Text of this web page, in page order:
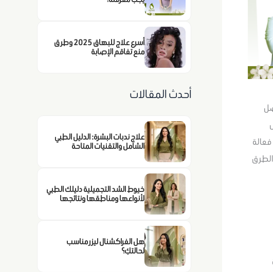
أسرع علاج للبهاق 2025 وطرق
منع تفاقم الإصابة
أحدث المقالات
علاج ندبات البشرة: الدليل الطبي
الشامل والتقنيات المتاحة
خيوط الشد التجميلية دليلك الطبي
لأنواعها ومناطقها ونتائجها
هل الفراكشنال ليزر مناسب
لحالتكِ؟